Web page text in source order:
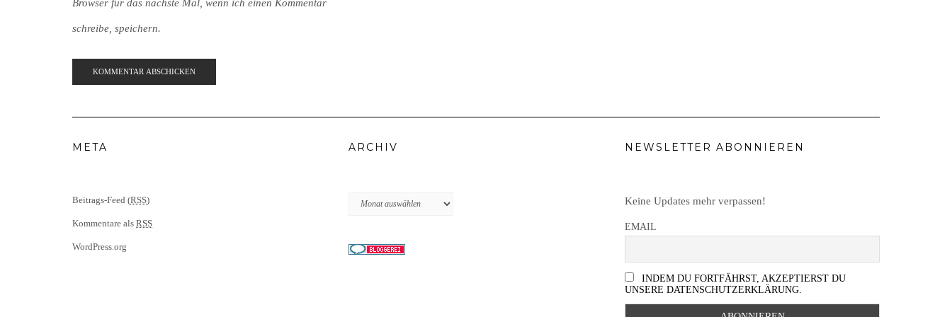
Browser für das nächste Mal, wenn ich einen Kommentar
schreibe, speichern.
META
Beitrags-Feed (RSS)
Kommentare als RSS
WordPress.org
ARCHIV
Archiv
NEWSLETTER ABONNIEREN
Keine Updates mehr verpassen!
EMAIL
INDEM DU FORTFÄHRST, AKZEPTIERST DU
UNSERE DATENSCHUTZERKLÄRUNG.